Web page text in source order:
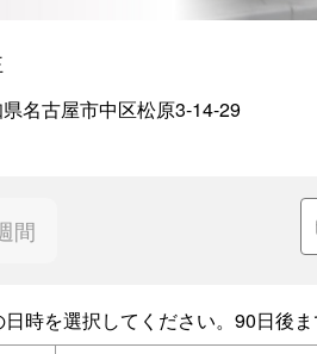
名古屋市中区松原3-14-29
間
時を選択してください。90日後ま